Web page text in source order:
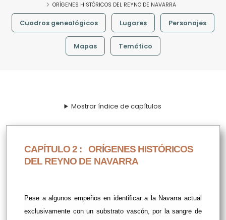
ORÍGENES HISTÓRICOS DEL REYNO DE NAVARRA
Cuadros genealógicos Lugares Personajes
Mapas Temático
Mostrar índice de capítulos
CAPÍTULO 2 : ORÍGENES HISTÓRICOS
DEL REYNO DE NAVARRA
Pese a algunos empeños en identificar a la Navarra actual
exclusivamente con un substrato vascón, por la sangre de